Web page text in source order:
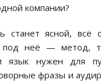
компании?
станет ясной, всё
под неё — метод,
язык нужен для
фразы и